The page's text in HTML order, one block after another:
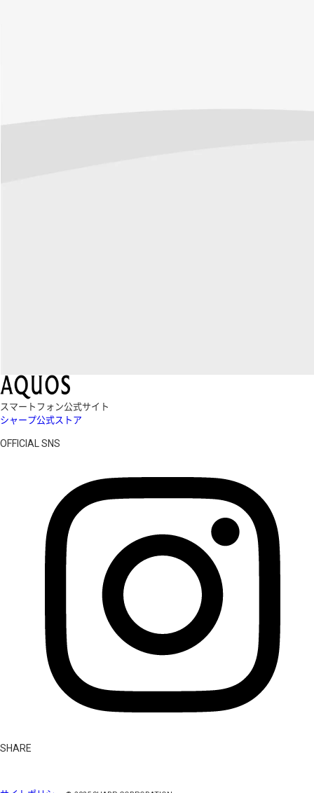
スマートフォン公式サイト
シャープ公式ストア
OFFICIAL SNS
SHARE